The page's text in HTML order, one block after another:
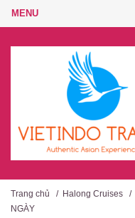
Trang chủ / Halong Cruises /
NGÀY